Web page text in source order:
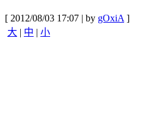
[ 2012/08/03 17:07 | by gOxiA]
大 | 中 | 小